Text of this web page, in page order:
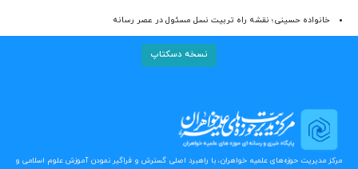
خانواده حسینی؛ نقشه راه تربیت نسل مسئول در عصر رسانه
نسخه دسکتاپ
مرکز مدیریت حوزه‌های علمیه خواهران، با راهبرد اصلی گسترش و فراگیر نمودن آموزش علوم اسلامی و